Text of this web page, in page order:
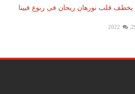
قلب نورهان ريحان فى ربوع فيينا